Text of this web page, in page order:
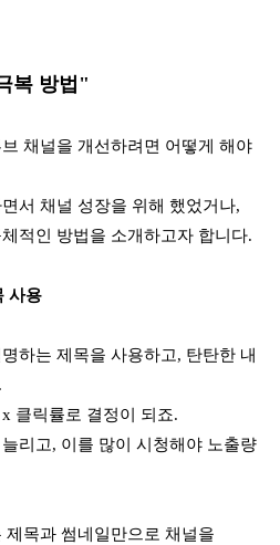
복 방법"
채널을 개선하려면 어떻게 해야
서 채널 성장을 위해 했었거나,
적인 방법을 소개하고자 합니다.
사용
하는 제목을 사용하고, 탄탄한 내
클릭률로 결정이 되죠.
리고, 이를 많이 시청해야 노출량
목과 썸네일만으로 채널을